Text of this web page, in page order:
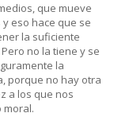
que mueve
eso hace que se
la suficiente
no la tiene y se
la
porque no hay otra
a los que nos
moral.